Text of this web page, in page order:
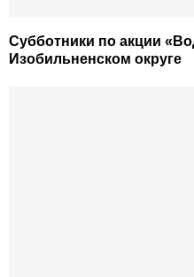
Субботники по акции
Изобильненском округе